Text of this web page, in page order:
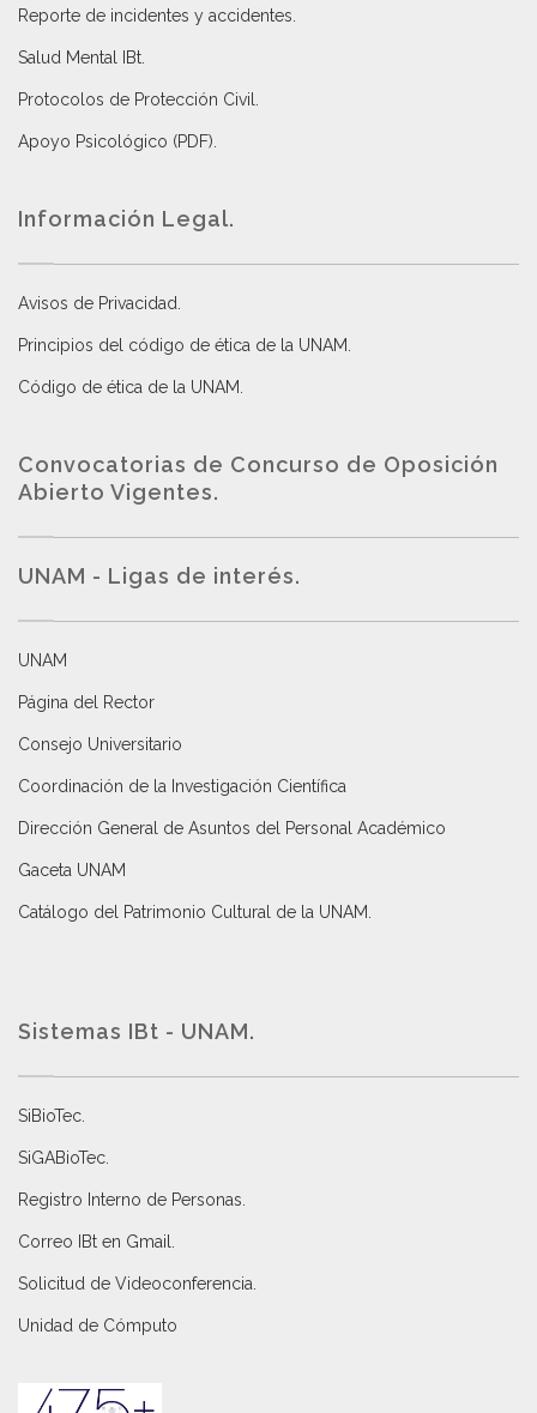
Reporte de incidentes y accidentes
Salud Mental IBt
Protocolos de Protección Civil
Apoyo Psicológico (PDF)
Información Legal.
Avisos de Privacidad
Principios del código de ética de la UNAM
Código de ética de la UNAM
Convocatorias de Concurso de Oposición
Abierto Vigentes.
UNAM - Ligas de interés.
UNAM
Página del Rector
Consejo Universitario
Coordinación de la Investigación Científica
Dirección General de Asuntos del Personal Académico
Gaceta UNAM
Catálogo del Patrimonio Cultural de la UNAM.
Sistemas IBt - UNAM.
SiBioTec
SiGABioTec.
Registro Interno de Personas
Correo IBt en Gmail
Solicitud de Videoconferencia.
Unidad de Cómputo